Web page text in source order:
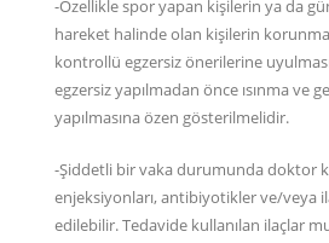
-Özellikle spor yapan kişilerin ya da
hareket halinde olan kişilerin
kontrollü egzersiz önerilerine
egzersiz yapılmadan önce ısınma ve
yapılmasına özen gösterilmelidir.
-Şiddetli bir vaka durumunda doktor
enjeksiyonları, antibiyotikler ve/veya
edilebilir. Tedavide kullanılan ilaçlar